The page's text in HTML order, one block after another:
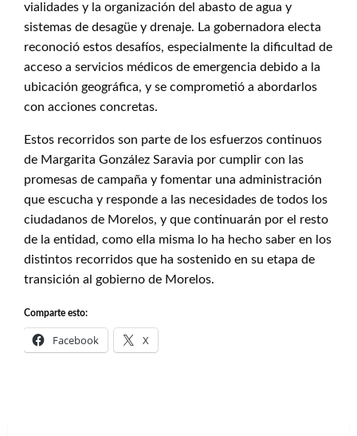
vialidades y la organización del abasto de agua y
sistemas de desagüe y drenaje. La gobernadora electa
reconoció estos desafíos, especialmente la dificultad de
acceso a servicios médicos de emergencia debido a la
ubicación geográfica, y se comprometió a abordarlos
con acciones concretas.
Estos recorridos son parte de los esfuerzos continuos
de Margarita González Saravia por cumplir con las
promesas de campaña y fomentar una administración
que escucha y responde a las necesidades de todos los
ciudadanos de Morelos, y que continuarán por el resto
de la entidad, como ella misma lo ha hecho saber en los
distintos recorridos que ha sostenido en su etapa de
transición al gobierno de Morelos.
Comparte esto:
Facebook X